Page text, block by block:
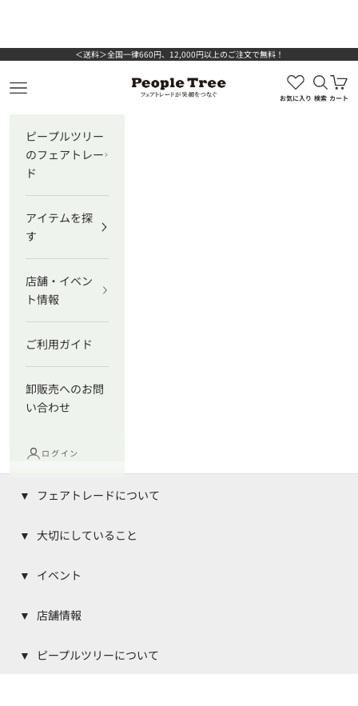
コンテンツへスキップ＜送料＞全国一律660円、12,000円以上のご注文で無料！
ピープルツリー公式オンラインショップ
メニューを開く
お気に入り
検索を
検索
カ
カート
ピープルツリー
のフェアトレー
ド
アイテムを探
す
店舗・イベン
ト情報
ご利用ガイド
卸販売へのお問
い合わせ
ログイン
フェアトレードについて
大切にしていること
イベント
店舗情報
ピープルツリーについて